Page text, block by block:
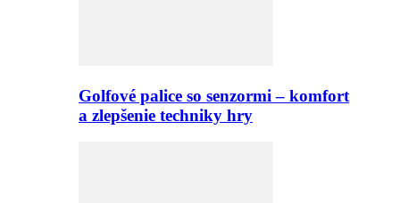
Golfové palice so senzormi – komfort
a zlepšenie techniky hry